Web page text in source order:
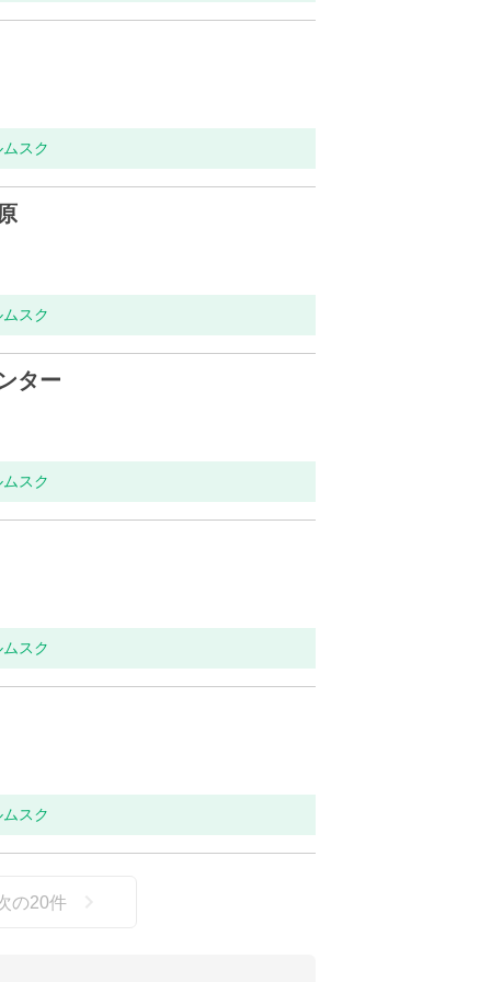
スク
スク
ター
スク
スク
スク
の20件